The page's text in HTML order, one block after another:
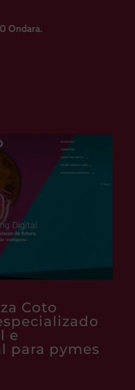
Ondara.
Coto
e
para pymes